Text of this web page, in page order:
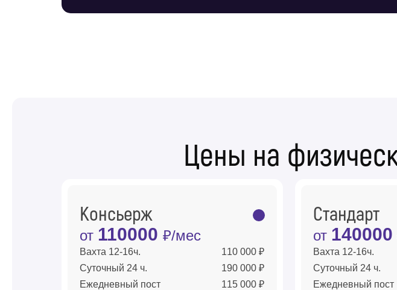
Цены на
Консьерж
от 110000₽/мес
Вахта 12-16ч.
110 000 ₽
Суточный 24 ч.
190 000 ₽
Ежедневный пост
115 000 ₽
Стандарт
от 140000
Вахта 12-16ч.
Суточный 24 ч.
Ежедневный пост